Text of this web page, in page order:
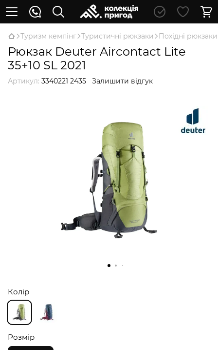
Туризм кемпінг Туристичні рюкзаки Похідні рюкзаки
Рюкзак Deuter Aircontact Lite
35+10 SL 2021
Артикул: 3340221 2435 Залишити відгук
Колір
Розмір